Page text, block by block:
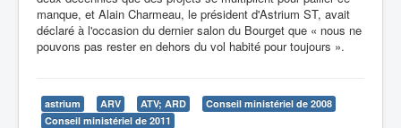
manque, et Alain Charmeau, le président d'Astrium ST, avait
déclaré à l'occasion du dernier salon du Bourget que « nous ne
pouvons pas rester en dehors du vol habité pour toujours ».
astrium ARV ATV; ARD
Conseil ministériel de 2008
Conseil ministériel de 2011